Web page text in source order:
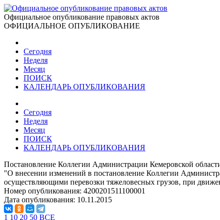
Официальное опубликование правовых актов
ОФИЦИАЛЬНОЕ ОПУБЛИКОВАНИЕ
Сегодня
Неделя
Месяц
ПОИСК
КАЛЕНДАРЬ ОПУБЛИКОВАНИЯ
Сегодня
Неделя
Месяц
ПОИСК
КАЛЕНДАРЬ ОПУБЛИКОВАНИЯ
Постановление Коллегии Администрации Кемеровской
"О внесении изменений в постановление Коллегии
осуществляющими перевозки тяжеловесных грузов, при
Номер опубликования: 4200201511100001
Дата опубликования: 10.11.2015
1 10 20 50 ВСЕ